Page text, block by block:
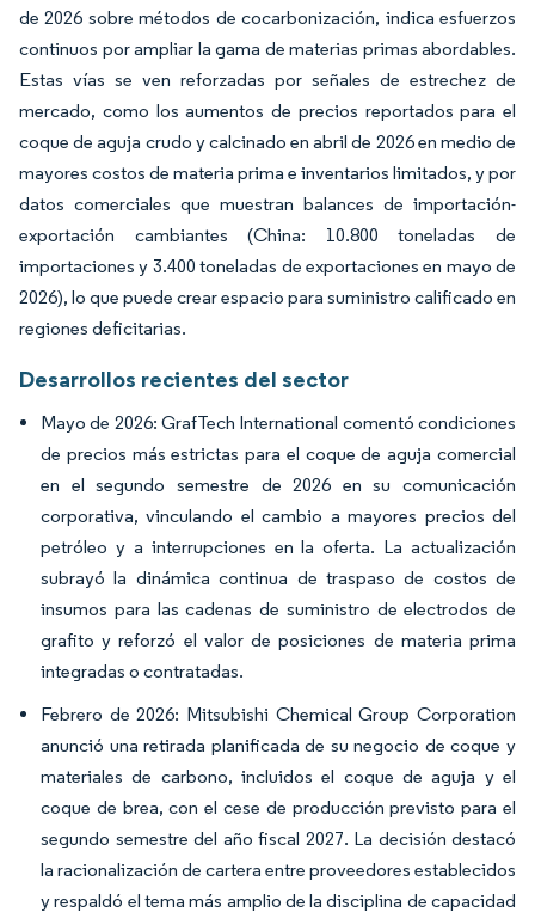
de 2026 sobre métodos de cocarbonización, indica esfuerzos
continuos por ampliar la gama de materias primas abordables.
Estas vías se ven reforzadas por señales de estrechez de
mercado, como los aumentos de precios reportados para el
coque de aguja crudo y calcinado en abril de 2026 en medio de
mayores costos de materia prima e inventarios limitados, y por
datos comerciales que muestran balances de importación-
exportación cambiantes (China: 10.800 toneladas de
importaciones y 3.400 toneladas de exportaciones en mayo de
2026), lo que puede crear espacio para suministro calificado en
regiones deficitarias.
Desarrollos recientes del sector
Mayo de 2026: GrafTech International comentó condiciones
de precios más estrictas para el coque de aguja comercial
en el segundo semestre de 2026 en su comunicación
corporativa, vinculando el cambio a mayores precios del
petróleo y a interrupciones en la oferta. La actualización
subrayó la dinámica continua de traspaso de costos de
insumos para las cadenas de suministro de electrodos de
grafito y reforzó el valor de posiciones de materia prima
integradas o contratadas.
Febrero de 2026: Mitsubishi Chemical Group Corporation
anunció una retirada planificada de su negocio de coque y
materiales de carbono, incluidos el coque de aguja y el
coque de brea, con el cese de producción previsto para el
segundo semestre del año fiscal 2027. La decisión destacó
la racionalización de cartera entre proveedores establecidos
y respaldó el tema más amplio de la disciplina de capacidad